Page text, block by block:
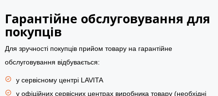
Гарантійне обслуговування для
покупців
Для зручності покупців прийом товару на гарантійне
обслуговування відбувається:
у сервісному центрі LAVITA
у офіційних сервісних центрах виробника товару (необхідні